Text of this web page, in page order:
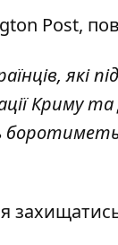
Post,
Криму